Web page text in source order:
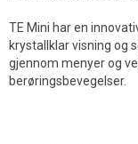
TE Mini har en
krystallklar visning og
gjennom menyer og
berøringsbevegelser.